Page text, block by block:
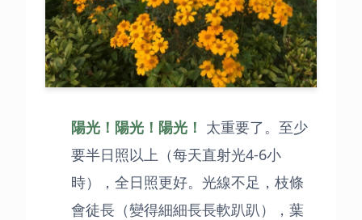
陽光！陽光！陽光！ 太重要了。至少
要半日照以上（每天直射光4-6小
時），全日照更好。光線不足，枝條
會徒長（變得細細長長軟趴趴），葉